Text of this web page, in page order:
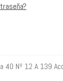
Nº 12 A 139